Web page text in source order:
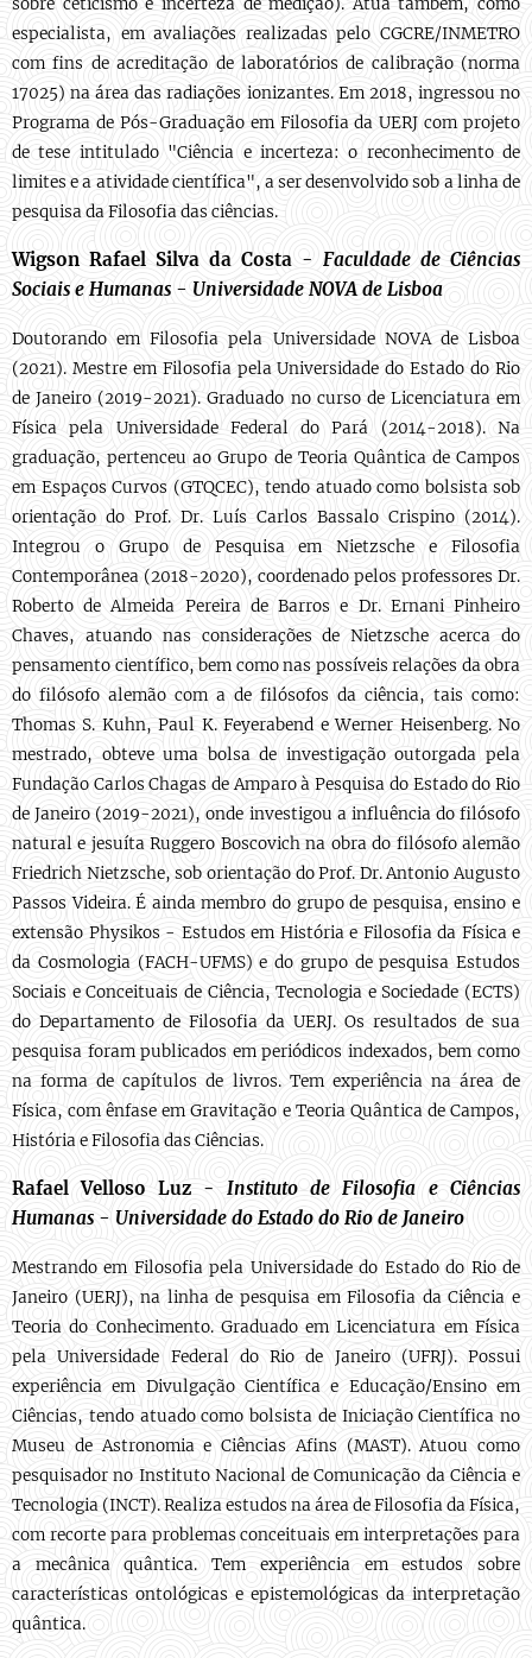
sobre ceticismo e incerteza de medição). Atua também, como
especialista, em avaliações realizadas pelo CGCRE/INMETRO
com fins de acreditação de laboratórios de calibração (norma
17025) na área das radiações ionizantes. Em 2018, ingressou no
Programa de Pós-Graduação em Filosofia da UERJ com projeto
de tese intitulado "Ciência e incerteza: o reconhecimento de
limites e a atividade científica", a ser desenvolvido sob a linha de
pesquisa da Filosofia das ciências.
Wigson Rafael Silva da Costa - Faculdade de Ciências
Sociais e Humanas - Universidade NOVA de Lisboa
Doutorando em Filosofia pela Universidade NOVA de Lisboa
(2021). Mestre em Filosofia pela Universidade do Estado do Rio
de Janeiro (2019-2021). Graduado no curso de Licenciatura em
Física pela Universidade Federal do Pará (2014-2018). Na
graduação, pertenceu ao Grupo de Teoria Quântica de Campos
em Espaços Curvos (GTQCEC), tendo atuado como bolsista sob
orientação do Prof. Dr. Luís Carlos Bassalo Crispino (2014).
Integrou o Grupo de Pesquisa em Nietzsche e Filosofia
Contemporânea (2018-2020), coordenado pelos professores Dr.
Roberto de Almeida Pereira de Barros e Dr. Ernani Pinheiro
Chaves, atuando nas considerações de Nietzsche acerca do
pensamento científico, bem como nas possíveis relações da obra
do filósofo alemão com a de filósofos da ciência, tais como:
Thomas S. Kuhn, Paul K. Feyerabend e Werner Heisenberg. No
mestrado, obteve uma bolsa de investigação outorgada pela
Fundação Carlos Chagas de Amparo à Pesquisa do Estado do Rio
de Janeiro (2019-2021), onde investigou a influência do filósofo
natural e jesuíta Ruggero Boscovich na obra do filósofo alemão
Friedrich Nietzsche, sob orientação do Prof. Dr. Antonio Augusto
Passos Videira. É ainda membro do grupo de pesquisa, ensino e
extensão Physikos - Estudos em História e Filosofia da Física e
da Cosmologia (FACH-UFMS) e do grupo de pesquisa Estudos
Sociais e Conceituais de Ciência, Tecnologia e Sociedade (ECTS)
do Departamento de Filosofia da UERJ. Os resultados de sua
pesquisa foram publicados em periódicos indexados, bem como
na forma de capítulos de livros. Tem experiência na área de
Física, com ênfase em Gravitação e Teoria Quântica de Campos,
História e Filosofia das Ciências.
Rafael Velloso Luz - Instituto de Filosofia e Ciências
Humanas - Universidade do Estado do Rio de Janeiro
Mestrando em Filosofia pela Universidade do Estado do Rio de
Janeiro (UERJ), na linha de pesquisa em Filosofia da Ciência e
Teoria do Conhecimento. Graduado em Licenciatura em Física
pela Universidade Federal do Rio de Janeiro (UFRJ). Possui
experiência em Divulgação Científica e Educação/Ensino em
Ciências, tendo atuado como bolsista de Iniciação Científica no
Museu de Astronomia e Ciências Afins (MAST). Atuou como
pesquisador no Instituto Nacional de Comunicação da Ciência e
Tecnologia (INCT). Realiza estudos na área de Filosofia da Física,
com recorte para problemas conceituais em interpretações para
a mecânica quântica. Tem experiência em estudos sobre
características ontológicas e epistemológicas da interpretação
quântica.